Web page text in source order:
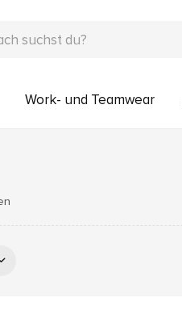
Work- und Teamwear